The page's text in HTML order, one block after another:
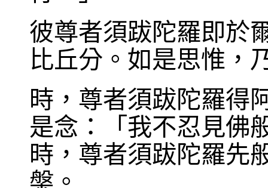
彼尊者須跋陀羅即於
比丘分。如是思惟，
時，尊者須跋陀羅得
是念：「我不忍見佛
時，尊者須跋陀羅先
槃。